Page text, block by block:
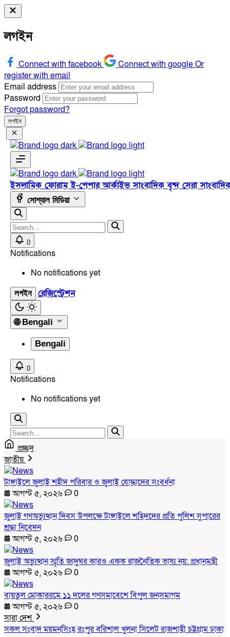
লগইন
Connect with facebook Connect with googleOr
register with email
Email address
Password
Forgot password?
লগইন
ইসলামিক ফোরামই-পেপারআর্কাইভসাংবাদিক বৃন্দসেরা
সোশ্যাল মিডিয়া
0
Notifications
No notifications yet
লগইন রেজিস্ট্রেশন
🌐 Bengali
Bengali
0
Notifications
No notifications yet
প্রচ্ছদ
জাতীয়
টাঙ্গাইলে জুলাই শহীদ পরিবার ও জুলাই যোদ্ধাদের সংবর্ধনা
আগস্ট ৫, ২০২৬
0
জুলাই গণঅভ্যুত্থান দিবস উপলক্ষে টাঙ্গাইলে শহিদদের প্রতি পুলিশ সুপারের
শ্রদ্ধা নিবেদন
আগস্ট ৫, ২০২৬
0
জুলাই অভ্যুত্থান স্মৃতি জাদুঘর কারও একক রাজনৈতিক ভাষ্য নয়: প্রধানমন্ত্রী
আগস্ট ৫, ২০২৬
0
বায়তুল মোকাররমে ১১ দলের গণসমাবেশে বিপুল জনসমাগম
আগস্ট ৫, ২০২৬
0
সারা দেশ
সকল সংবাদময়মনসিংহরংপুরবরিশালখুলনাসিলেটরাজশাহীচট্টগ্রামঢাকা